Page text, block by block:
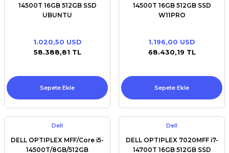
14500T 16GB 512GB SSD
UBUNTU
1.020,50 USD
58.388,81 TL
Sepete Ekle
14500T 16GB 512GB SSD
W11PRO
1.196,00 USD
68.430,19 TL
Sepete Ekle
Dell
DELL OPTIPLEX MFF/Core i5-
14500T/8GB/512GB
Dell
DELL OPTIPLEX 7020MFF i7-
14700T 16GB 512GB SSD